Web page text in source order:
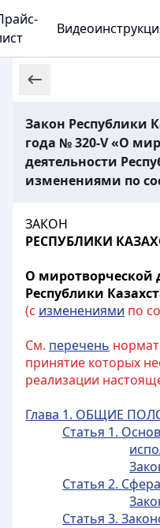
Закон Республики
года № 320-V «О
деятельности
изменениями по
ЗАКОН
РЕСПУБЛИКИ
О миротворческой
Республики
(с изменениями по
См. перечень
принятие которых
реализации
Глава 1. ОБЩИЕ
Статья 1.
Статья 2.
Статья 3.